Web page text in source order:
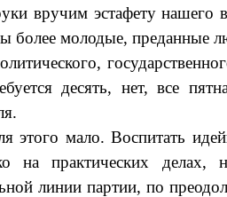
вручим эстафету нашего
более молодые, преданные
десять, нет, все
этого мало. Воспитать
на практических делах,
линии партии, по